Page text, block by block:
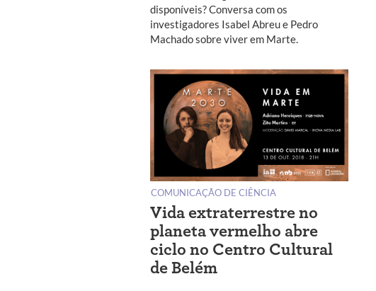
disponíveis? Conversa com os
investigadores Isabel Abreu e Pedro
Machado sobre viver em Marte.
COMUNICAÇÃO DE CIÊNCIA
Vida extraterrestre no
planeta vermelho abre
ciclo no Centro Cultural
de Belém